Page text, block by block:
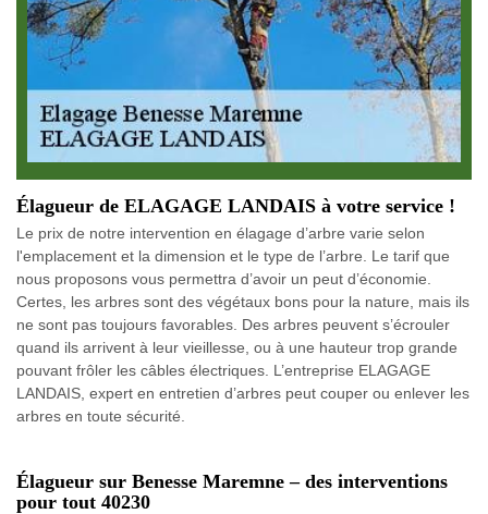
Élagueur de ELAGAGE LANDAIS à votre service !
Le prix de notre intervention en élagage d’arbre varie selon
l'emplacement et la dimension et le type de l’arbre. Le tarif que
nous proposons vous permettra d’avoir un peut d’économie.
Certes, les arbres sont des végétaux bons pour la nature, mais ils
ne sont pas toujours favorables. Des arbres peuvent s’écrouler
quand ils arrivent à leur vieillesse, ou à une hauteur trop grande
pouvant frôler les câbles électriques. L’entreprise ELAGAGE
LANDAIS, expert en entretien d’arbres peut couper ou enlever les
arbres en toute sécurité.
Élagueur sur Benesse Maremne – des interventions
pour tout 40230